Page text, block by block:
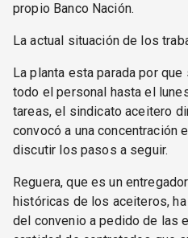
propio Banco Nación.
La actual situación de los
La planta esta parada por
todo el personal hasta el
tareas, el sindicato aceitero
convocó a una concentración
discutir los pasos a seguir.
Reguera, que es un
históricas de los aceiteros,
del convenio a pedido de las